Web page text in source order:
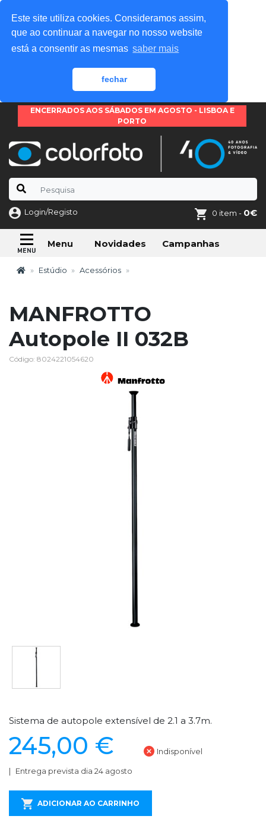
Este site utiliza cookies. Consideramos assim,
que ao continuar a navegar no nosso website
está a consentir as mesmas saber mais
fechar
ENCERRADOS AOS SÁBADOS EM AGOSTO - LISBOA E
PORTO
Login/Registo 0 item - 0€
Menu Novidades Campanhas
Estúdio Acessórios
MANFROTTO
Autopole II 032B
Código: 8024221054620
Sistema de autopole extensível de 2.1 a 3.7m.
245,00 € Indisponível
Entrega prevista dia 24 agosto
ADICIONAR AO CARRINHO